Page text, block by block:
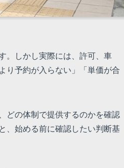
。しかし実際には、許可、車
り予約が入らない」「単価が合
どの体制で提供するのかを確認
、始める前に確認したい判断基